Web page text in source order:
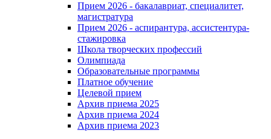
Прием 2026 - бакалавриат, специалитет,
магистратура
Прием 2026 - аспирантура, ассистентура-
стажировка
Школа творческих профессий
Олимпиада
Образовательные программы
Платное обучение
Целевой прием
Архив приема 2025
Архив приема 2024
Архив приема 2023